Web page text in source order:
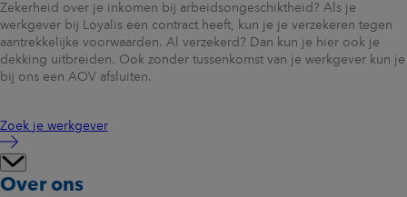
Zekerheid over je inkomen bij arbeidsongeschiktheid? Als je
werkgever bij Loyalis een contract heeft, kun je je verzekeren tegen
aantrekkelijke voorwaarden. Al verzekerd? Dan kun je hier ook je
dekking uitbreiden. Ook zonder tussenkomst van je werkgever kun je
bij ons een AOV afsluiten.
Zoek je werkgever
Over ons